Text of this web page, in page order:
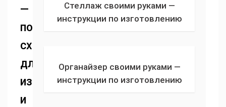
—
пошаговые
схемы
для
изготовления
и
Стеллаж своими руками —
инструкции по изготовлению
Органайзер своими руками —
инструкции по изготовлению